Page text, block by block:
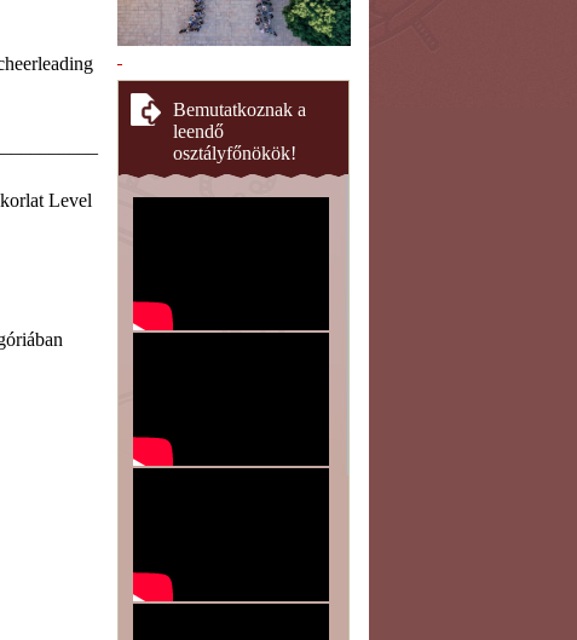
Level
Bemutatkoznak a
leendő
osztályfőnökök!